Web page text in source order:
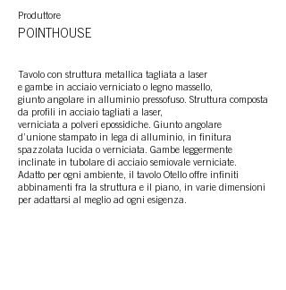
Produttore
POINTHOUSE
Tavolo con struttura metallica tagliata a laser
e gambe in acciaio verniciato o legno massello,
giunto angolare in alluminio pressofuso. Struttura composta
da profili in acciaio tagliati a laser,
verniciata a polveri epossidiche. Giunto angolare
d’unione stampato in lega di alluminio, in finitura
spazzolata lucida o verniciata. Gambe leggermente
inclinate in tubolare di acciaio semiovale verniciate.
Adatto per ogni ambiente, il tavolo Otello offre infiniti
abbinamenti fra la struttura e il piano, in varie dimensioni
per adattarsi al meglio ad ogni esigenza.